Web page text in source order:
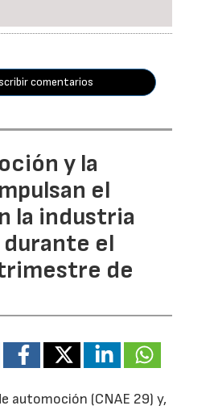
comentarios
y la
el
la industria
el
de
automoción (CNAE 29) y,